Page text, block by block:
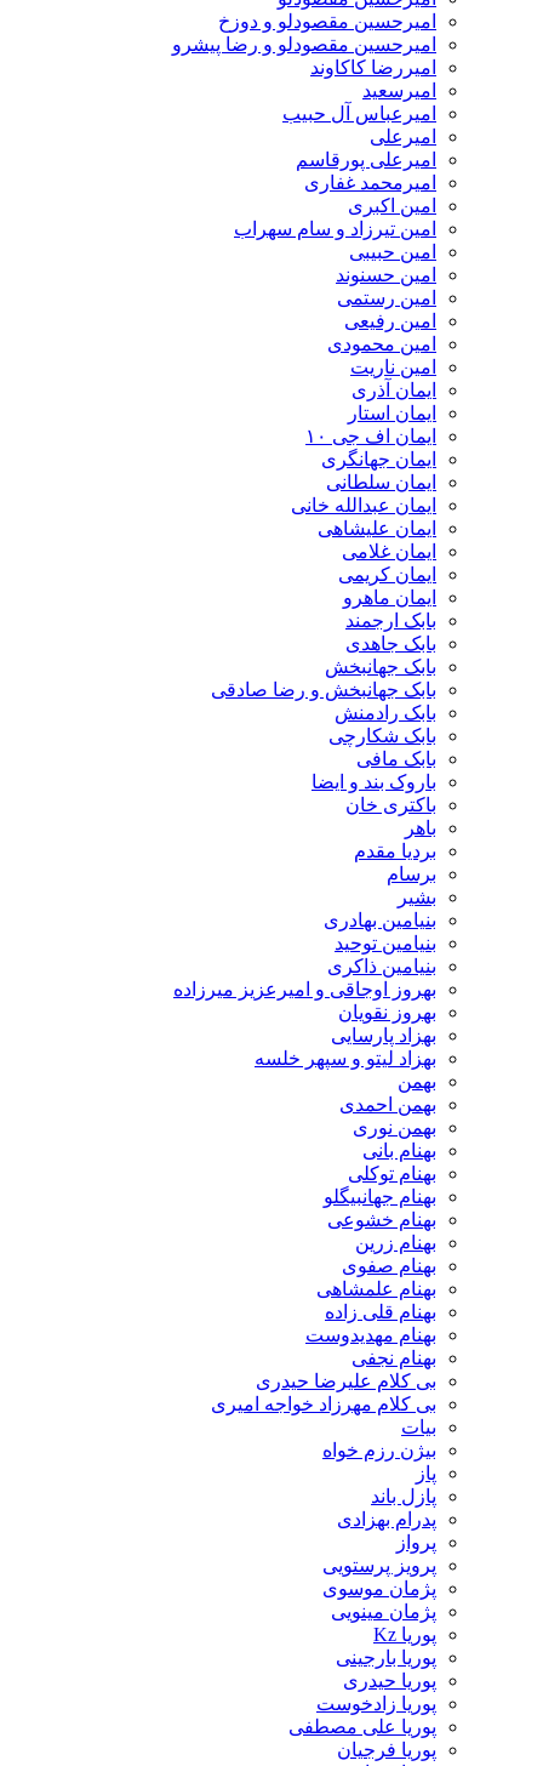
امیرحسین مقصودلو و دوزخ
امیرحسین مقصودلو و رضا پیشرو
امیررضا کاکاوند
امیرسعید
امیرعباس آل حبیب
امیرعلی
امیرعلی پورقاسم
امیرمحمد غفاری
امین اکبری
امین تیرزاد و سام سهراب
امین حبیبی
امین حسنوند
امین رستمی
امین رفیعی
امین محمودی
امین ناریت
ایمان آذری
ایمان استار
ایمان اف جی ۱۰
ایمان جهانگری
ایمان سلطانی
ایمان عبدالله خانی
ایمان علیشاهی
ایمان غلامی
ایمان کریمی
ایمان ماهرو
بابک ارجمند
بابک جاهدی
بابک جهانبخش
بابک جهانبخش و رضا صادقی
بابک رادمنش
بابک شکارچی
بابک مافی
باروک بند و ایضا
باکتری خان
باهر
بردیا مقدم
برسام
بشیر
بنیامین بهادری
بنیامین توحید
بنیامین ذاکری
بهروز اوجاقی و امیرعزیز میرزاده
بهروز نقویان
بهزاد پارسایی
بهزاد لیتو و سپهر خلسه
بهمن
بهمن احمدی
بهمن نوری
بهنام بانی
بهنام توکلی
بهنام جهانبیگلو
بهنام خشوعی
بهنام زرین
بهنام صفوی
بهنام علمشاهی
بهنام قلی زاده
بهنام مهدیدوست
بهنام نجفی
بی کلام علیرضا حیدری
بی کلام مهرزاد خواجه امیری
بیات
بیژن رزم خواه
پاز
پازل باند
پدرام بهزادی
پرواز
پرویز پرستویی
پژمان موسوی
پژمان مینویی
پوریا Kz
پوریا بارجینی
پوریا حیدری
پوریا زادخوست
پوریا علی مصطفی
پوریا فرجیان